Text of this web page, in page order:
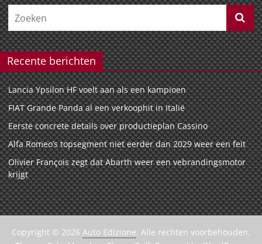
Recente berichten
Lancia Ypsilon HF voelt aan als een kampioen
FIAT Grande Panda al een verkoophit in Italië
Eerste concrete details over productieplan Cassino
Alfa Romeo’s topsegment niet eerder dan 2029 weer een feit
Olivier François zegt dat Abarth weer een vebrandingsmotor
krijgt
Copyright © 2026 Auto Edizione. Alle rechten voorbehouden.